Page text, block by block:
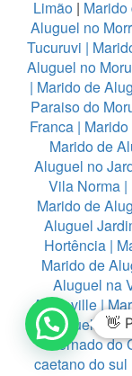
Limão |
Aluguel no
Tucuruvi |
Aluguel no
| Marido de
Paraiso do
Franca |
Marido de
Aluguel no
Vila Norma |
Marido de
Aluguel
Hortência |
Marido de
Aluguel na
Alphaville|
Aluguel em
Bernado do
caetano do sul
👋